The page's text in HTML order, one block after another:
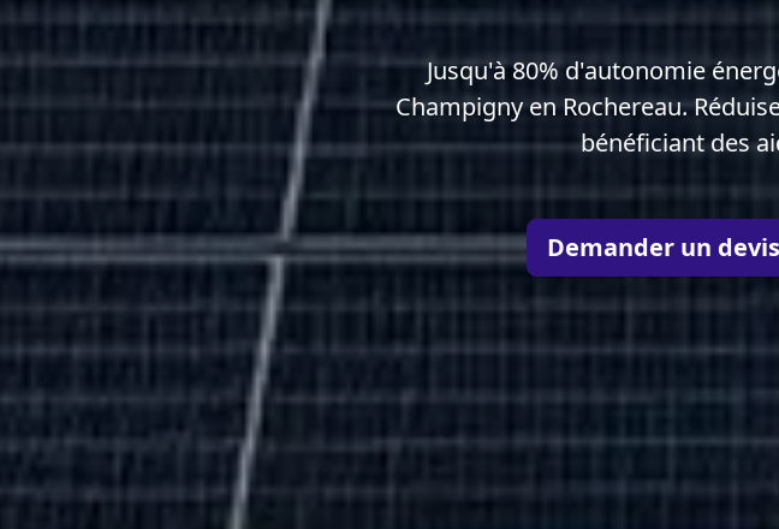
Jusqu'à 80% d'autonomie
Champigny en Rochereau.
bénéficiant des
Demander un